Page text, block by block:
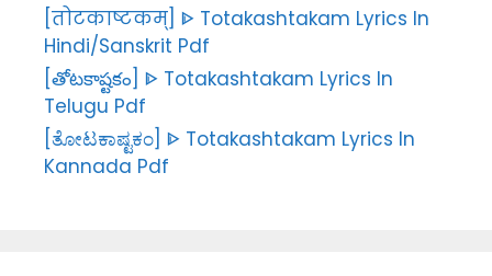
[तोटकाष्टकम्] ᐈ Totakashtakam Lyrics In
Hindi/Sanskrit Pdf
[తోటకాష్టకం] ᐈ Totakashtakam Lyrics In
Telugu Pdf
[ತೋಟಕಾಷ್ಟಕಂ] ᐈ Totakashtakam Lyrics In
Kannada Pdf